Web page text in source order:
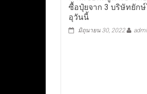
ซื้อปุ๋ยจาก 3 บริษัทยัก
อุวันนี้
มิถุนายน 30, 2022